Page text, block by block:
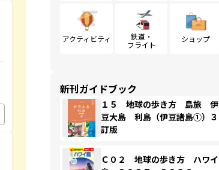
アクティビティ
鉄道・
フライト
ショップ
新刊ガイドブック
１５ 地球の歩き方 島旅 伊
豆大島 利島（伊豆諸島①）３
訂版
Ｃ０２ 地球の歩き方 ハワイ